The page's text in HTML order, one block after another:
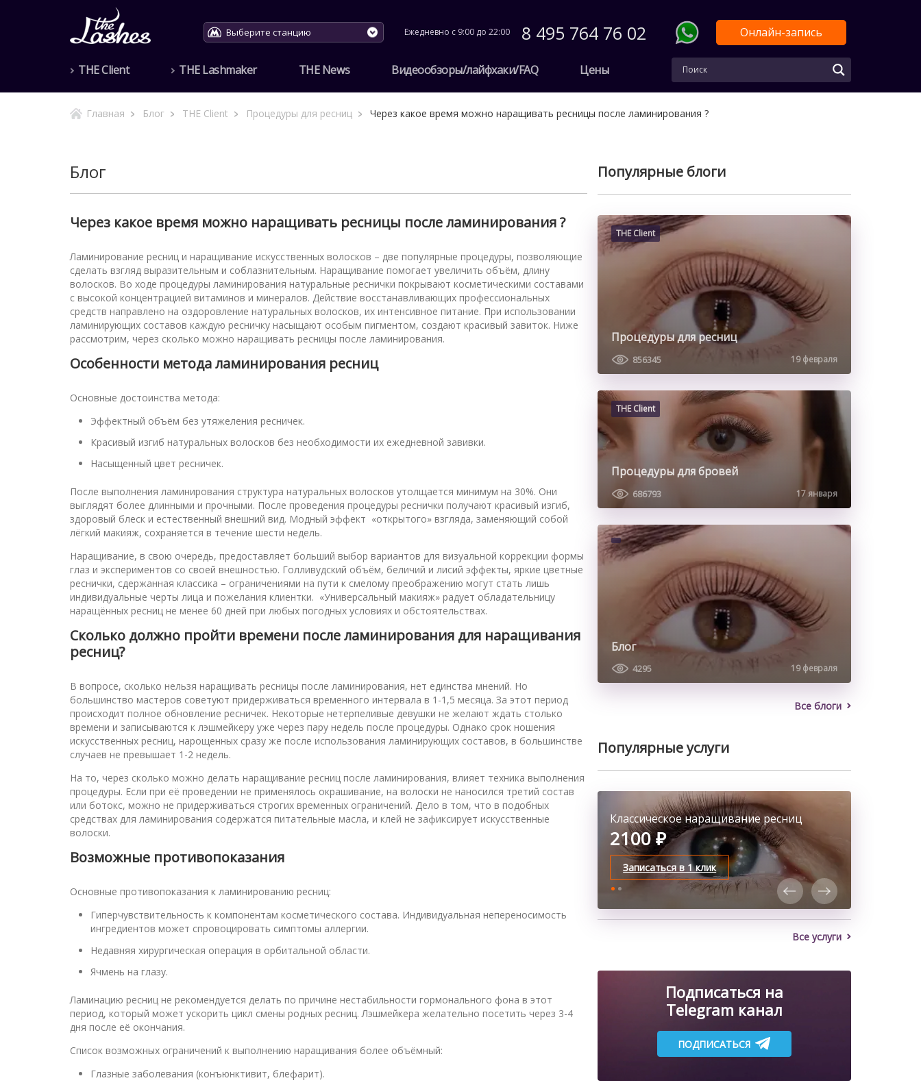
Выберите станцию Ежедневно с 9:00 до 22:00 8 495 764 76 02 Онлайн-запись
THE Client THE Lashmaker THE News Видеообзоры/лайфхаки/FAQ Цены
Главная Блог THE Client Процедуры для ресниц Через какое время можно наращивать ресницы после ламинирования ?
Блог
Через какое время можно наращивать ресницы после ламинирования ?
Ламинирование ресниц и наращивание искусственных волосков – две популярные процедуры, позволяющие
сделать взгляд выразительным и соблазнительным. Наращивание помогает увеличить объём, длину
волосков. Во ходе процедуры ламинирования натуральные реснички покрывают косметическими составами
с высокой концентрацией витаминов и минералов. Действие восстанавливающих профессиональных
средств направлено на оздоровление натуральных волосков, их интенсивное питание. При использовании
ламинирующих составов каждую ресничку насыщают особым пигментом, создают красивый завиток. Ниже
рассмотрим, через сколько можно наращивать ресницы после ламинирования.
Особенности метода ламинирования ресниц
Основные достоинства метода:
Эффектный объём без утяжеления ресничек.
Красивый изгиб натуральных волосков без необходимости их ежедневной завивки.
Насыщенный цвет ресничек.
После выполнения ламинирования структура натуральных волосков утолщается минимум на 30%. Они
выглядят более длинными и прочными. После проведения процедуры реснички получают красивый изгиб,
здоровый блеск и естественный внешний вид. Модный эффект «открытого» взгляда, заменяющий собой
лёгкий макияж, сохраняется в течение шести недель.
Наращивание, в свою очередь, предоставляет больший выбор вариантов для визуальной коррекции формы
глаз и экспериментов со своей внешностью. Голливудский объём, беличий и лисий эффекты, яркие цветные
реснички, сдержанная классика – ограничениями на пути к смелому преображению могут стать лишь
индивидуальные черты лица и пожелания клиентки. «Универсальный макияж» радует обладательницу
наращённых ресниц не менее 60 дней при любых погодных условиях и обстоятельствах.
Сколько должно пройти времени после ламинирования для наращивания
ресниц?
В вопросе, сколько нельзя наращивать ресницы после ламинирования, нет единства мнений. Но
большинство мастеров советуют придерживаться временного интервала в 1-1,5 месяца. За этот период
происходит полное обновление ресничек. Некоторые нетерпеливые девушки не желают ждать столько
времени и записываются к лэшмейкеру уже через пару недель после процедуры. Однако срок ношения
искусственных ресниц, нарощенных сразу же после использования ламинирующих составов, в большинстве
случаев не превышает 1-2 недель.
На то, через сколько можно делать наращивание ресниц после ламинирования, влияет техника выполнения
процедуры. Если при её проведении не применялось окрашивание, на волоски не наносился третий состав
или ботокс, можно не придерживаться строгих временных ограничений. Дело в том, что в подобных
средствах для ламинирования содержатся питательные масла, и клей не зафиксирует искусственные
волоски.
Возможные противопоказания
Основные противопоказания к ламинированию ресниц:
Гиперчувствительность к компонентам косметического состава. Индивидуальная непереносимость
ингредиентов может спровоцировать симптомы аллергии.
Недавняя хирургическая операция в орбитальной области.
Ячмень на глазу.
Ламинацию ресниц не рекомендуется делать по причине нестабильности гормонального фона в этот
период, который может ускорить цикл смены родных ресниц. Лэшмейкера желательно посетить через 3-4
дня после её окончания.
Список возможных ограничений к выполнению наращивания более объёмный:
Глазные заболевания (конъюнктивит, блефарит).
Популярные блоги
THE Client
Процедуры для ресниц
856345 19 февраля
THE Client
Процедуры для бровей
686793 17 января
Блог
4295 19 февраля
Все блоги
Популярные услуги
Классическое наращивание ресниц
2100 ₽
Записаться в 1 клик
Коррекция бровей нитью
500 ₽
Записаться в 1 клик
Все услуги
Подписаться на
Telegram канал
ПОДПИСАТЬСЯ